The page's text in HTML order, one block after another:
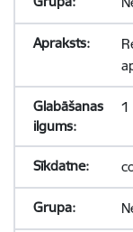
1